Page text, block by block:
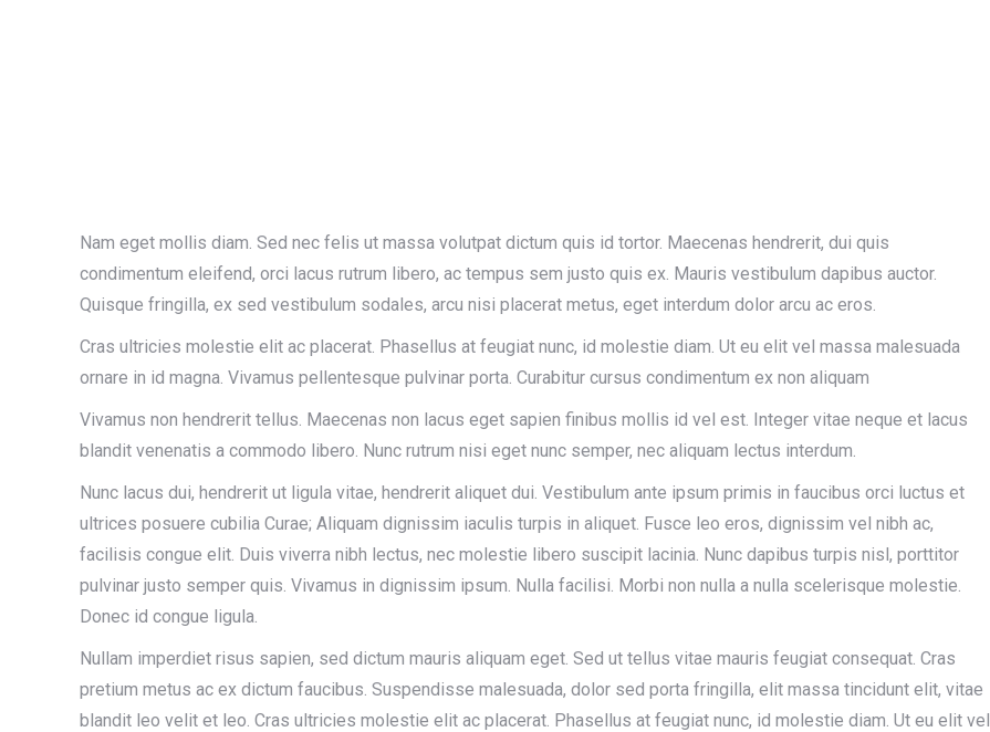
Nam eget mollis diam. Sed nec felis ut massa volutpat dictum quis id tortor. Maecenas hendrerit, dui quis
condimentum eleifend, orci lacus rutrum libero, ac tempus sem justo quis ex. Mauris vestibulum dapibus auctor.
Quisque fringilla, ex sed vestibulum sodales, arcu nisi placerat metus, eget interdum dolor arcu ac eros.
Cras ultricies molestie elit ac placerat. Phasellus at feugiat nunc, id molestie diam. Ut eu elit vel massa malesuada
ornare in id magna. Vivamus pellentesque pulvinar porta. Curabitur cursus condimentum ex non aliquam
Vivamus non hendrerit tellus. Maecenas non lacus eget sapien finibus mollis id vel est. Integer vitae neque et lacus
blandit venenatis a commodo libero. Nunc rutrum nisi eget nunc semper, nec aliquam lectus interdum.
Nunc lacus dui, hendrerit ut ligula vitae, hendrerit aliquet dui. Vestibulum ante ipsum primis in faucibus orci luctus et
ultrices posuere cubilia Curae; Aliquam dignissim iaculis turpis in aliquet. Fusce leo eros, dignissim vel nibh ac,
facilisis congue elit. Duis viverra nibh lectus, nec molestie libero suscipit lacinia. Nunc dapibus turpis nisl, porttitor
pulvinar justo semper quis. Vivamus in dignissim ipsum. Nulla facilisi. Morbi non nulla a nulla scelerisque molestie.
Donec id congue ligula.
Nullam imperdiet risus sapien, sed dictum mauris aliquam eget. Sed ut tellus vitae mauris feugiat consequat. Cras
pretium metus ac ex dictum faucibus. Suspendisse malesuada, dolor sed porta fringilla, elit massa tincidunt elit, vitae
blandit leo velit et leo. Cras ultricies molestie elit ac placerat. Phasellus at feugiat nunc, id molestie diam. Ut eu elit vel